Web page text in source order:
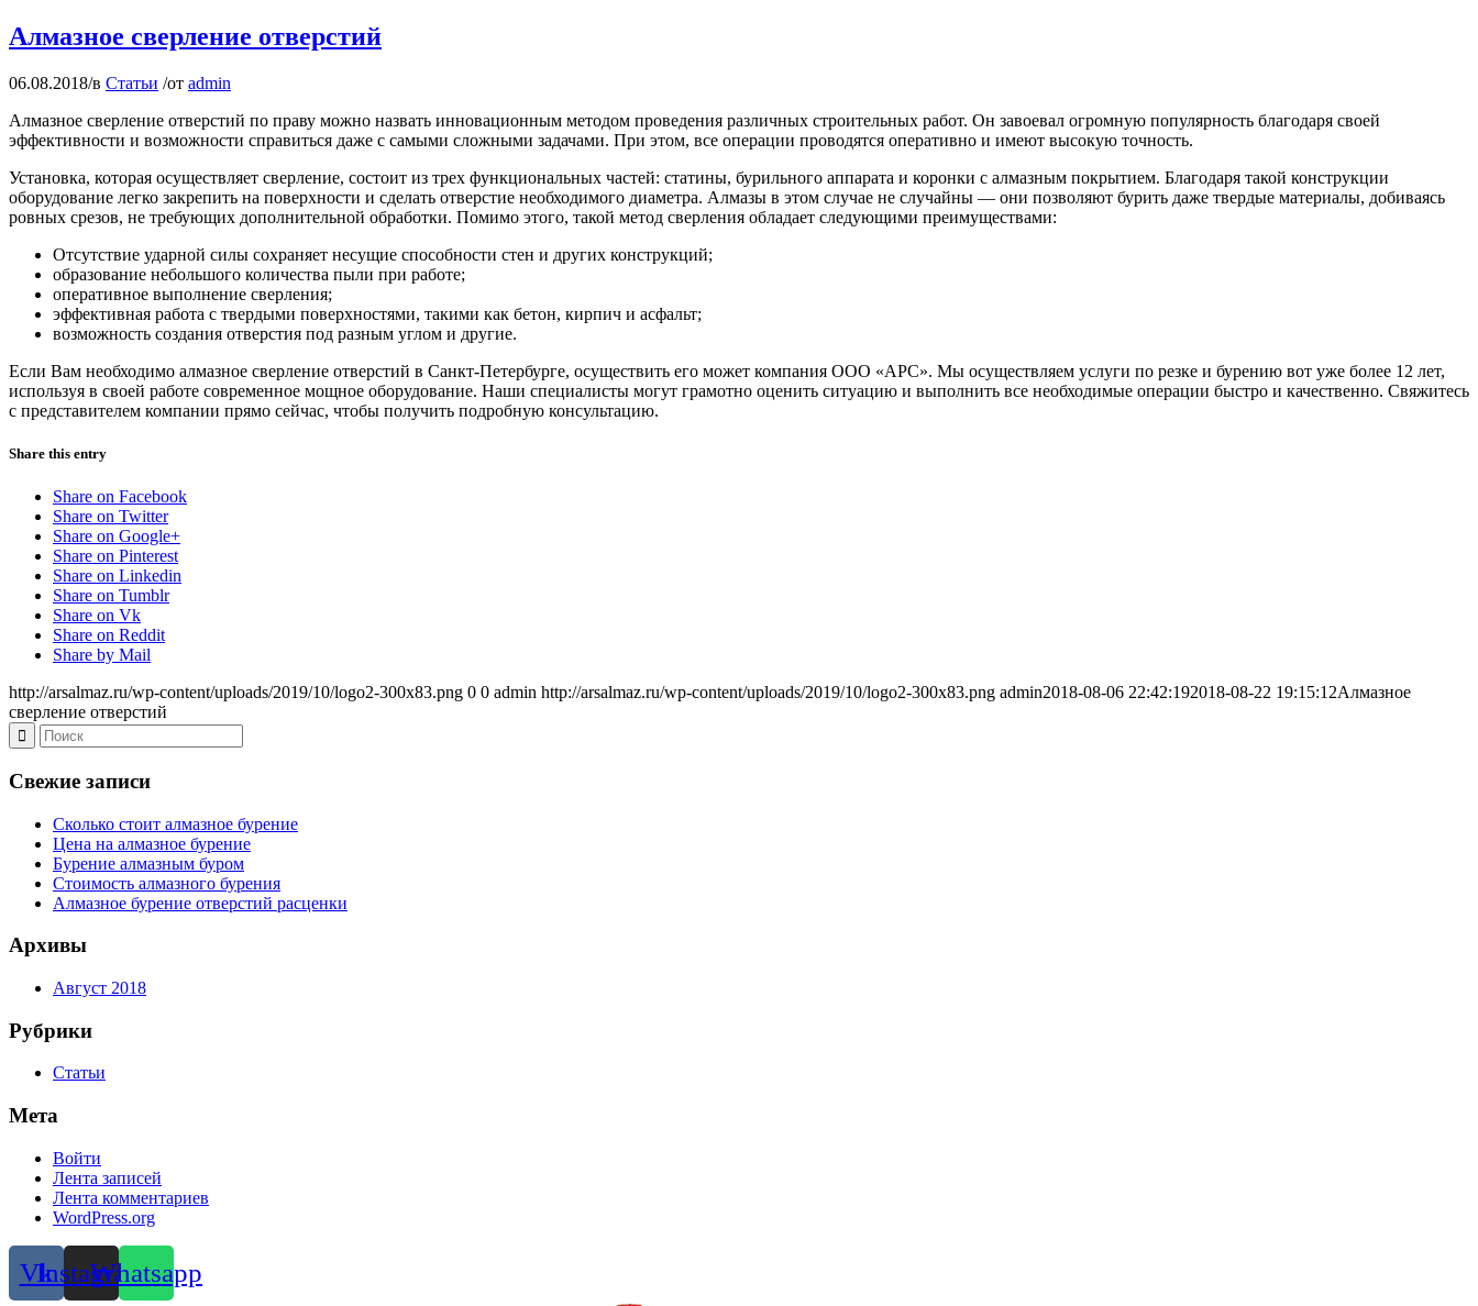
Алмазное сверление отверстий
06.08.2018/в Статьи /от admin
Алмазное сверление отверстий по праву можно назвать инновационным методом проведения различных строительных работ. Он завоевал огромную популярность благодаря своей
эффективности и возможности справиться даже с самыми сложными задачами. При этом, все операции проводятся оперативно и имеют высокую точность.
Установка, которая осуществляет сверление, состоит из трех функциональных частей: статины, бурильного аппарата и коронки с алмазным покрытием. Благодаря такой конструкции
оборудование легко закрепить на поверхности и сделать отверстие необходимого диаметра. Алмазы в этом случае не случайны — они позволяют бурить даже твердые материалы, добиваясь
ровных срезов, не требующих дополнительной обработки. Помимо этого, такой метод сверления обладает следующими преимуществами:
Отсутствие ударной силы сохраняет несущие способности стен и других конструкций;
образование небольшого количества пыли при работе;
оперативное выполнение сверления;
эффективная работа с твердыми поверхностями, такими как бетон, кирпич и асфальт;
возможность создания отверстия под разным углом и другие.
Если Вам необходимо алмазное сверление отверстий в Санкт-Петербурге, осуществить его может компания ООО «АРС». Мы осуществляем услуги по резке и бурению вот уже более 12 лет,
используя в своей работе современное мощное оборудование. Наши специалисты могут грамотно оценить ситуацию и выполнить все необходимые операции быстро и качественно. Свяжитесь
с представителем компании прямо сейчас, чтобы получить подробную консультацию.
Share this entry
Share on Facebook
Share on Twitter
Share on Google+
Share on Pinterest
Share on Linkedin
Share on Tumblr
Share on Vk
Share on Reddit
Share by Mail
http://arsalmaz.ru/wp-content/uploads/2019/10/logo2-300x83.png 0 0 admin http://arsalmaz.ru/wp-content/uploads/2019/10/logo2-300x83.png admin2018-08-06 22:42:192018-08-22 19:15:12Алмазное
сверление отверстий
Свежие записи
Сколько стоит алмазное бурение
Цена на алмазное бурение
Бурение алмазным буром
Стоимость алмазного бурения
Алмазное бурение отверстий расценки
Архивы
Август 2018
Рубрики
Статьи
Мета
Войти
Лента записей
Лента комментариев
WordPress.org
VkInstagramWhatsapp